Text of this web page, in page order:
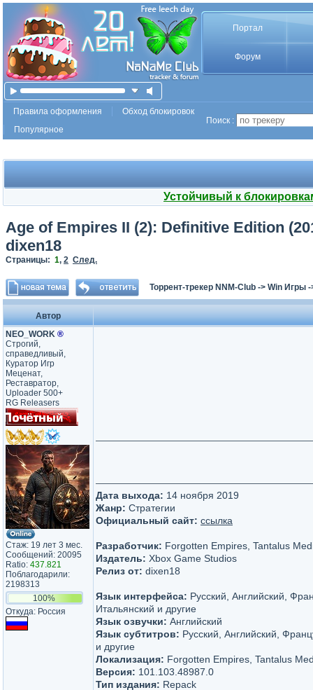
Портал
Форум
Правила оформления
Обход блокировок
Популярное
Поиск :
Устойчивый к
Age of Empires II (2): Definitive Edition
dixen18
Страницы: 1, 2 След.
Торрент-трекер NNM-Club -> Win Игры
Автор
NEO_WORK ®
Строгий,
справедливый,
Куратор Игр
Меценат,
Реставратор,
Uploader 500+
RG Releasers
Стаж: 19 лет 3 мес.
Сообщений: 20095
Ratio: 437.821
Поблагодарили:
2198313
100%
Откуда: Россия
Дата выхода: 14 ноября 2019
Жанр: Стратегии
Официальный сайт: ссылка
Разработчик: Forgotten Empires, Tantalus
Издатель: Xbox Game Studios
Релиз от: dixen18
Язык интерфейса: Русский, Английский,
Итальянский и другие
Язык озвучки: Английский
Язык субтитров: Русский, Английский,
и другие
Локализация: Forgotten Empires, Tantalus
Версия: 101.103.48987.0
Тип издания: Repack